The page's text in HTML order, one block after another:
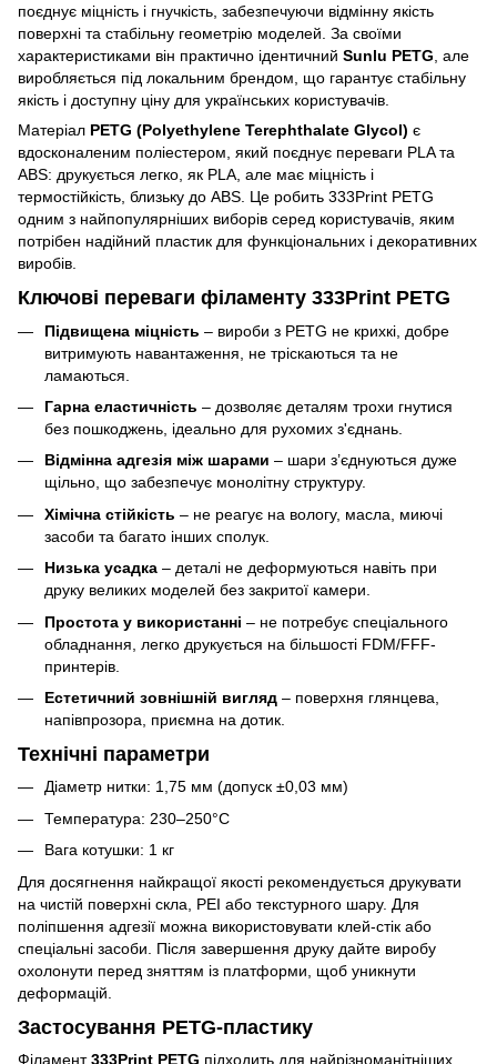
поєднує міцність і гнучкість, забезпечуючи відмінну якість
поверхні та стабільну геометрію моделей. За своїми
характеристиками він практично ідентичний Sunlu PETG , але
виробляється під локальним брендом, що гарантує стабільну
якість і доступну ціну для українських користувачів.
Матеріал PETG (Polyethylene Terephthalate Glycol) є
вдосконаленим поліестером, який поєднує переваги PLA та
ABS: друкується легко, як PLA, але має міцність і
термостійкість, близьку до ABS. Це робить 333Print PETG
одним з найпопулярніших виборів серед користувачів, яким
потрібен надійний пластик для функціональних і декоративних
виробів.
Ключові переваги філаменту 333Print PETG
Підвищена міцність – вироби з PETG не крихкі, добре
витримують навантаження, не тріскаються та не
ламаються.
Гарна еластичність – дозволяє деталям трохи гнутися
без пошкоджень, ідеально для рухомих з'єднань.
Відмінна адгезія між шарами – шари з’єднуються дуже
щільно, що забезпечує монолітну структуру.
Хімічна стійкість – не реагує на вологу, масла, миючі
засоби та багато інших сполук.
Низька усадка – деталі не деформуються навіть при
друку великих моделей без закритої камери.
Простота у використанні – не потребує спеціального
обладнання, легко друкується на більшості FDM/FFF-
принтерів.
Естетичний зовнішній вигляд – поверхня глянцева,
напівпрозора, приємна на дотик.
Технічні параметри
Діаметр нитки: 1,75 мм (допуск ±0,03 мм)
Температура: 230–250°C
Вага котушки: 1 кг
Для досягнення найкращої якості рекомендується друкувати
на чистій поверхні скла, PEI або текстурного шару. Для
поліпшення адгезії можна використовувати клей-стік або
спеціальні засоби. Після завершення друку дайте виробу
охолонути перед зняттям із платформи, щоб уникнути
деформацій.
Застосування PETG-пластику
Філамент333Print PETG підходить для найрізноманітніших